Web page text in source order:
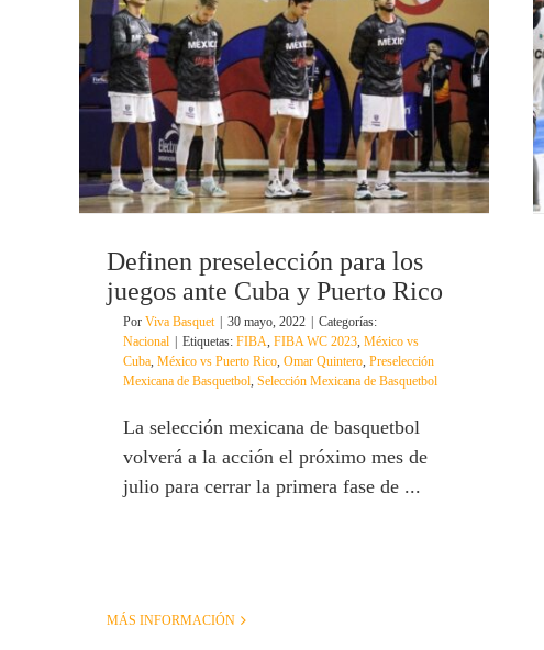
Definen preselección para los
juegos ante Cuba y Puerto Rico
Por Viva Basquet 30 mayo, 2022
Categorías:
Nacional
Etiquetas: FIBA, FIBA WC 2023, México vs
Cuba, México vs Puerto Rico, Omar Quintero, Preselección
Mexicana de Basquetbol, Selección Mexicana de Basquetbol
La selección mexicana de basquetbol
volverá a la acción el próximo mes de
julio para cerrar la primera fase de ...
MÁS INFORMACIÓN